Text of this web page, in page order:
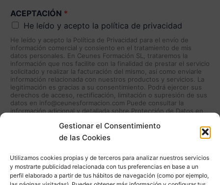
Gestionar el Consentimiento
de las Cookies
Utilizamos cookies propias y de terceros para analizar nuestros servicios
y mostrarte publicidad relacionada con tus preferencias en base a un
perfil elaborado a partir de tus hábitos de navegación (como por ejemplo,
ACEPTACIÓN *
He leído y acepto la política de privacidad
He leído y acepto la Política de Privacidad para el envío de
información comercial y consiento en el tratamiento de mis
datos personales. En Ceunes Formación SL, trataremos la
información que nos facilite con la finalidad de prestar el servicio
solicitado y realizar la facturación del mismo, así como enviarle
información relacionada con nuestros productos y servicios. La
legitimación es gracias a su consentimiento. Podrá ejercer sus
derechos de acceso, rectificación, limitación o supresión de sus
datos en info@ceunesformacion.com Puede consultar la
información adicional y detallada sobre Protección de Datos en